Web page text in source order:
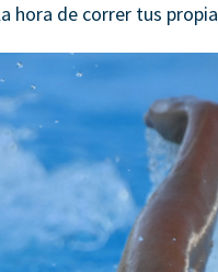
hora de correr tus